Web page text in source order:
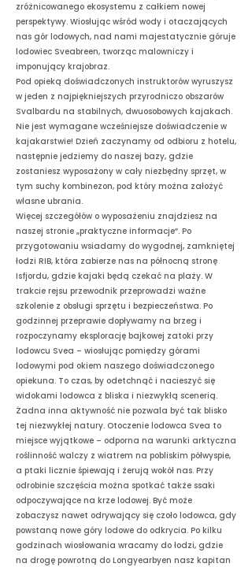
zróżnicowanego ekosystemu z całkiem nowej
perspektywy. Wiosłując wśród wody i otaczających
nas gór lodowych, nad nami majestatycznie góruje
lodowiec Sveabreen, tworząc malowniczy i
imponujący krajobraz.
Pod opieką doświadczonych instruktorów wyruszysz
w jeden z najpiękniejszych przyrodniczo obszarów
Svalbardu na stabilnych, dwuosobowych kajakach.
Nie jest wymagane wcześniejsze doświadczenie w
kajakarstwie! Dzień zaczynamy od odbioru z hotelu,
następnie jedziemy do naszej bazy, gdzie
zostaniesz wyposażony w cały niezbędny sprzęt, w
tym suchy kombinezon, pod który można założyć
własne ubrania.
Więcej szczegółów o wyposażeniu znajdziesz na
naszej stronie „praktyczne informacje”. Po
przygotowaniu wsiadamy do wygodnej, zamkniętej
łodzi RIB, która zabierze nas na północną stronę
Isfjordu, gdzie kajaki będą czekać na plaży. W
trakcie rejsu przewodnik przeprowadzi ważne
szkolenie z obsługi sprzętu i bezpieczeństwa. Po
godzinnej przeprawie dopływamy na brzeg i
rozpoczynamy eksplorację bajkowej zatoki przy
lodowcu Svea – wiosłując pomiędzy górami
lodowymi pod okiem naszego doświadczonego
opiekuna. To czas, by odetchnąć i nacieszyć się
widokami lodowca z bliska i niezwykłą scenerią.
Żadna inna aktywność nie pozwala być tak blisko
tej niezwykłej natury. Otoczenie lodowca Svea to
miejsce wyjątkowe – odporna na warunki arktyczna
roślinność walczy z wiatrem na pobliskim półwyspie,
a ptaki licznie śpiewają i żerują wokół nas. Przy
odrobinie szczęścia można spotkać także ssaki
odpoczywające na krze lodowej. Być może
zobaczysz nawet odrywający się czoło lodowca, gdy
powstaną nowe góry lodowe do odkrycia. Po kilku
godzinach wiosłowania wracamy do łodzi, gdzie
na drogę powrotną do Longyearbyen nasz kapitan